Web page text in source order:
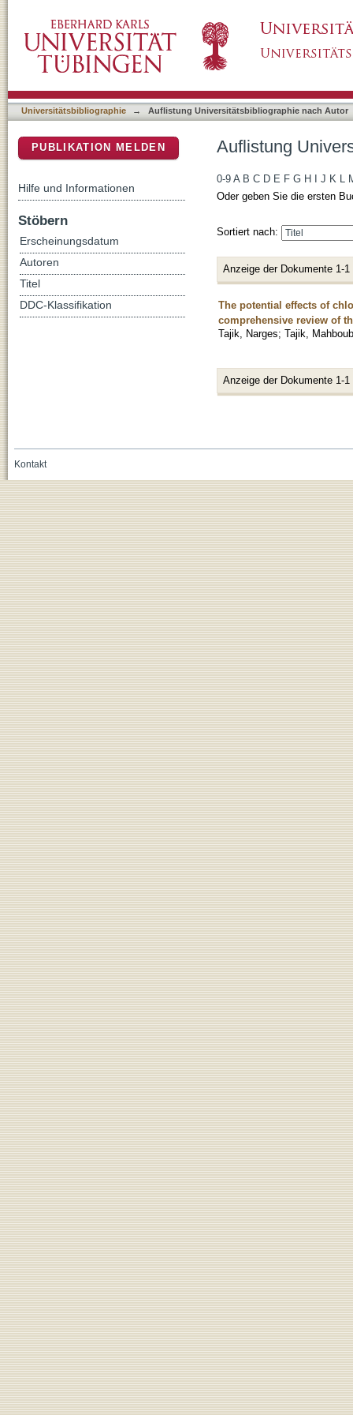
Universitätsbibliographie → Auflistung Universitätsbibliographie nach Autor
Auflistung
0-9 A B C D E F G H J K L
Oder geben Sie die ersten
Sortiert nach:
Anzeige der Dokumente 1-1
The potential effects of
comprehensive review of
Tajik, Narges; Tajik,
Anzeige der Dokumente 1-1
PUBLIKATION MELDEN
Hilfe und Informationen
Stöbern
Erscheinungsdatum
Autoren
Titel
DDC-Klassifikation
Kontakt